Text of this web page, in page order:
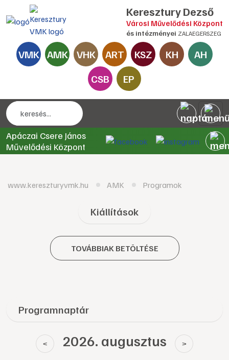
Keresztury Dezső
Városi Művelődési Központ
és intézményei ZALAEGERSZEG
VMK AMK VHK ART KSZ KH
AH
CSB
EP
Apáczai Csere János
Művelődési Központ
www.kereszturyvmk.hu AMK Programok
Kiállítások
TOVÁBBIAK BETÖLTÉSE
Programnaptár
< 2026. augusztus >